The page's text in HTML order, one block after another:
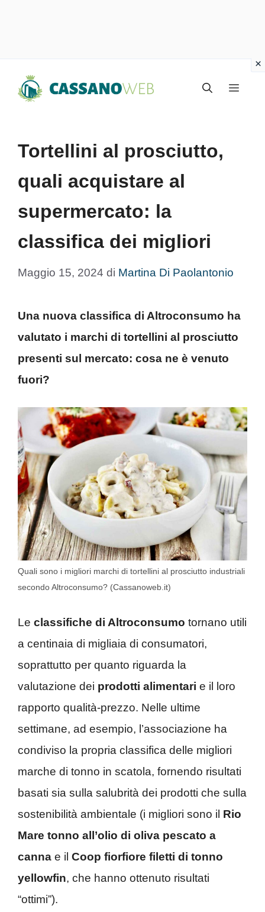
Menu
Tortellini al prosciutto,
quali acquistare al
supermercato: la
classifica dei migliori
Maggio 15, 2024 di Martina Di Paolantonio
Una nuova classifica di Altroconsumo ha
valutato i marchi di tortellini al prosciutto
presenti sul mercato: cosa ne è venuto
fuori?
Quali sono i migliori marchi di tortellini al prosciutto industriali
secondo Altroconsumo? (Cassanoweb.it)
Le classifiche di Altroconsumo tornano utili
a centinaia di migliaia di consumatori,
soprattutto per quanto riguarda la
valutazione dei prodotti alimentari e il loro
rapporto qualità-prezzo. Nelle ultime
settimane, ad esempio, l’associazione ha
condiviso la propria classifica delle migliori
marche di tonno in scatola, fornendo risultati
basati sia sulla salubrità dei prodotti che sulla
sostenibilità ambientale (i migliori sono il Rio
Mare tonno all’olio di oliva pescato a
canna e il Coop fiorfiore filetti di tonno
yellowfin, che hanno ottenuto risultati
“ottimi”).